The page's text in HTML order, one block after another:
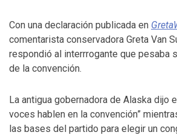
Con una declaración publicada en
comentarista conservadora Greta Van
respondió al interrrogante que pesaba
de la convención.
La antigua gobernadora de Alaska dijo
voces hablen en la convención”
las bases del partido para elegir un